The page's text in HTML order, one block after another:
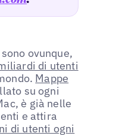
ovunque,
di utenti
Mappe
su ogni
è già nelle
e attira
di utenti ogni